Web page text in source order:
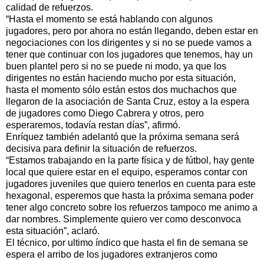
calidad de refuerzos.
“Hasta el momento se está hablando con algunos
jugadores, pero por ahora no están llegando, deben estar en
negociaciones con los dirigentes y si no se puede vamos a
tener que continuar con los jugadores que tenemos, hay un
buen plantel pero si no se puede ni modo, ya que los
dirigentes no están haciendo mucho por esta situación,
hasta el momento sólo están estos dos muchachos que
llegaron de la asociación de Santa Cruz, estoy a la espera
de jugadores como Diego Cabrera y otros, pero
esperaremos, todavía restan días”, afirmó.
Enríquez también adelantó que la próxima semana será
decisiva para definir la situación de refuerzos.
“Estamos trabajando en la parte física y de fútbol, hay gente
local que quiere estar en el equipo, esperamos contar con
jugadores juveniles que quiero tenerlos en cuenta para este
hexagonal, esperemos que hasta la próxima semana poder
tener algo concreto sobre los refuerzos tampoco me animo a
dar nombres. Simplemente quiero ver como desconvoca
esta situación”, aclaró.
El técnico, por ultimo índico que hasta el fin de semana se
espera el arribo de los jugadores extranjeros como